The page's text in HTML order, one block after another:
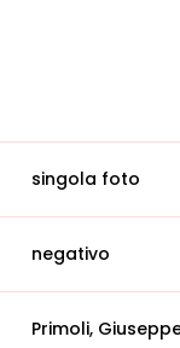
singola foto
negativo
Primoli,